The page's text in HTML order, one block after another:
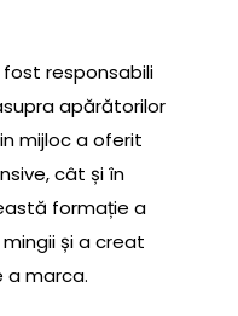
responsabili
apărătorilor
mijloc a oferit
cât și în
formație a
și a creat
a marca.